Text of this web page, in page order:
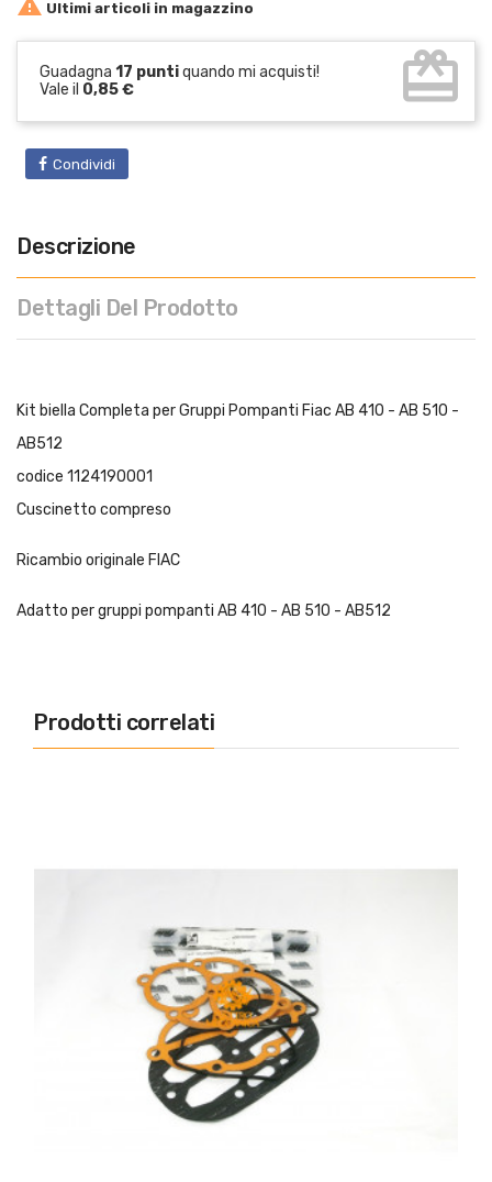
 Ultimi articoli in magazzino
Guadagna 17 puntiquando mi acquisti!
Vale il 0,85 € card_giftcard
Condividi
Descrizione
Dettagli Del Prodotto
Kit biella Completa per Gruppi Pompanti Fiac AB 410 - AB 510 -
AB512
codice 1124190001
Cuscinetto compreso
Ricambio originale FIAC
Adatto per gruppi pompanti AB 410 - AB 510 - AB512
Prodotti correlati